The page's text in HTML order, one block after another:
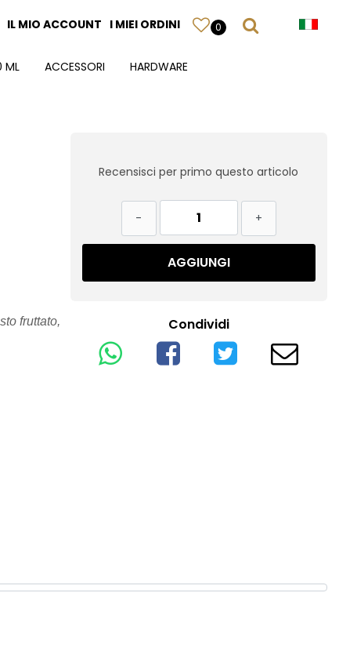
IL MIO ACCOUNT I MIEI ORDINI 0
ML ACCESSORI HARDWARE
fruttato,
Recensisci per primo questo articolo
Quantità
AGGIUNGI
Condividi